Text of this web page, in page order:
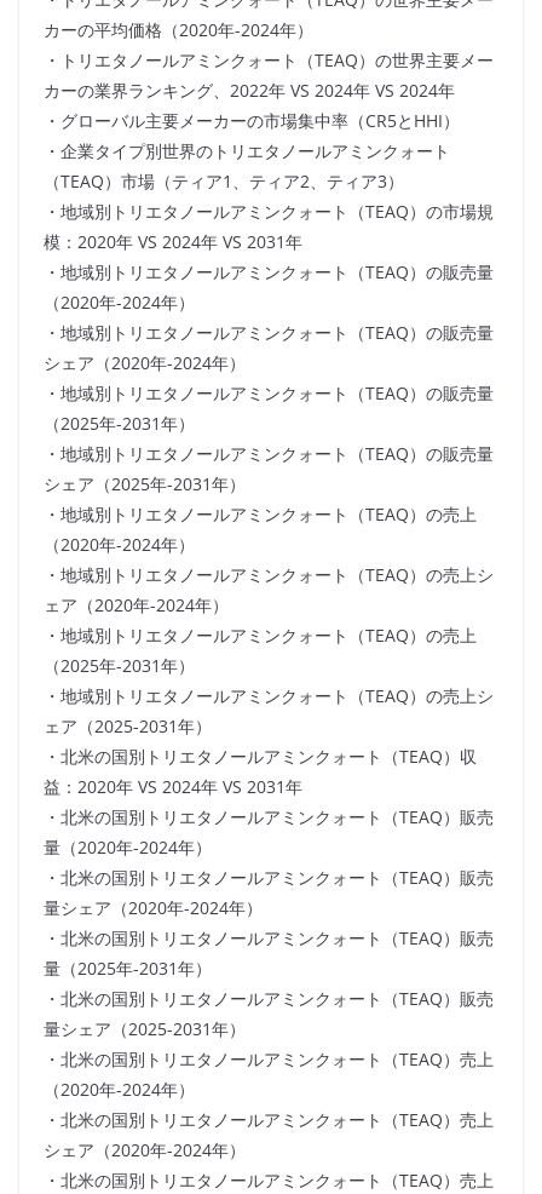
カーの平均価格（2020年-2024年）
・トリエタノールアミンクォート（TEAQ）の世界主要メー
カーの業界ランキング、2022年 VS 2024年 VS 2024年
・グローバル主要メーカーの市場集中率（CR5とHHI）
・企業タイプ別世界のトリエタノールアミンクォート
（TEAQ）市場（ティア1、ティア2、ティア3）
・地域別トリエタノールアミンクォート（TEAQ）の市場規
模：2020年 VS 2024年 VS 2031年
・地域別トリエタノールアミンクォート（TEAQ）の販売量
（2020年-2024年）
・地域別トリエタノールアミンクォート（TEAQ）の販売量
シェア（2020年-2024年）
・地域別トリエタノールアミンクォート（TEAQ）の販売量
（2025年-2031年）
・地域別トリエタノールアミンクォート（TEAQ）の販売量
シェア（2025年-2031年）
・地域別トリエタノールアミンクォート（TEAQ）の売上
（2020年-2024年）
・地域別トリエタノールアミンクォート（TEAQ）の売上シ
ェア（2020年-2024年）
・地域別トリエタノールアミンクォート（TEAQ）の売上
（2025年-2031年）
・地域別トリエタノールアミンクォート（TEAQ）の売上シ
ェア（2025-2031年）
・北米の国別トリエタノールアミンクォート（TEAQ）収
益：2020年 VS 2024年 VS 2031年
・北米の国別トリエタノールアミンクォート（TEAQ）販売
量（2020年-2024年）
・北米の国別トリエタノールアミンクォート（TEAQ）販売
量シェア（2020年-2024年）
・北米の国別トリエタノールアミンクォート（TEAQ）販売
量（2025年-2031年）
・北米の国別トリエタノールアミンクォート（TEAQ）販売
量シェア（2025-2031年）
・北米の国別トリエタノールアミンクォート（TEAQ）売上
（2020年-2024年）
・北米の国別トリエタノールアミンクォート（TEAQ）売上
シェア（2020年-2024年）
・北米の国別トリエタノールアミンクォート（TEAQ）売上